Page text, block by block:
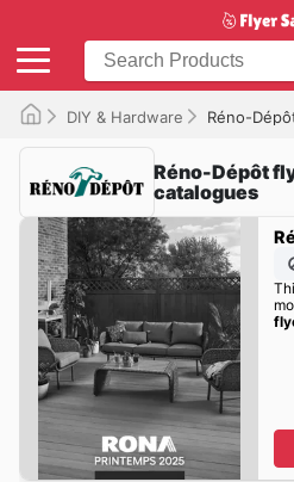
DIY & Hardware Réno-
Réno-Dépôt
catalogues